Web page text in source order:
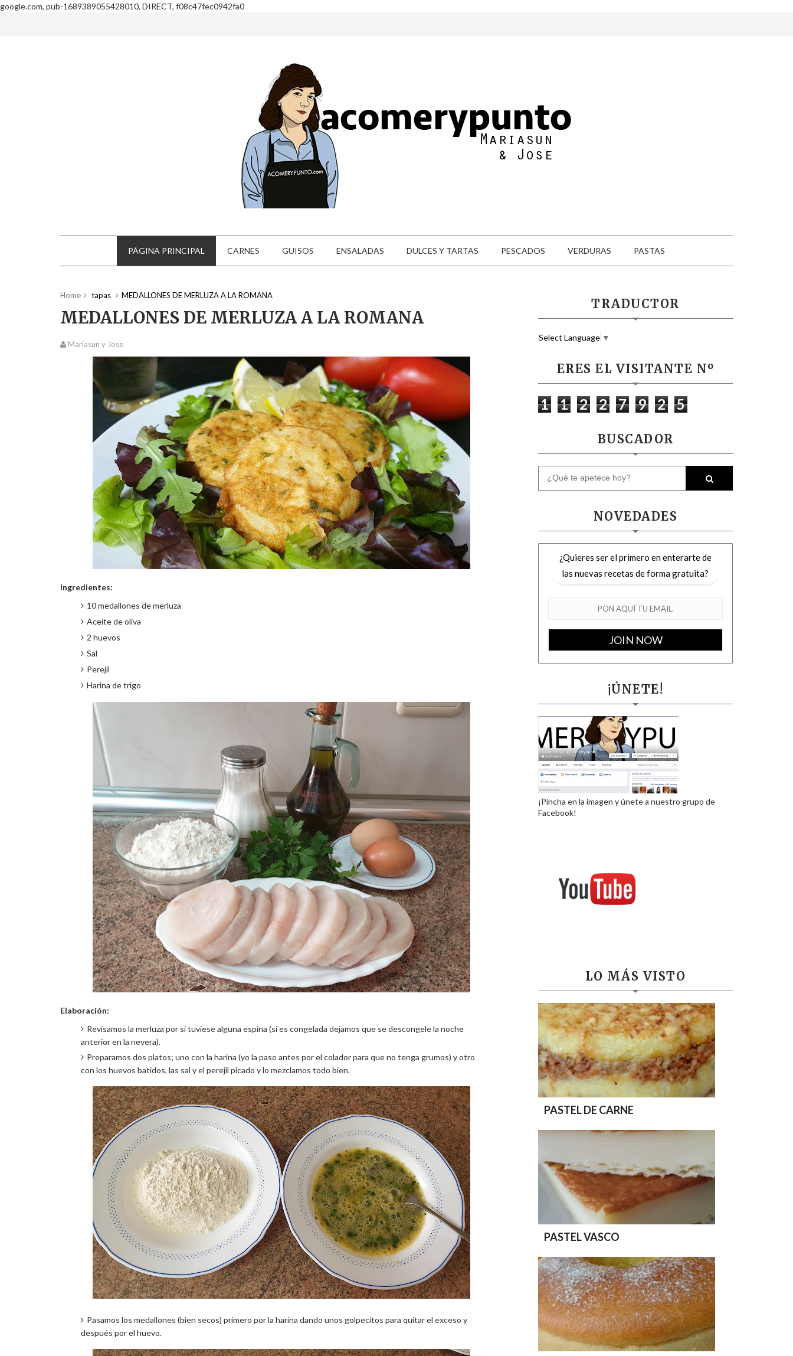
google.com, pub-1689389055428010, DIRECT, f08c47fec0942fa0
PÁGINA PRINCIPAL CARNES GUISOS ENSALADAS DULCES Y TARTAS PESCADOS VERDURAS PASTAS
Home tapas MEDALLONES DE MERLUZA A LA ROMANA
MEDALLONES DE MERLUZA A LA ROMANA
Mariasun y Jose
Ingredientes:
10 medallones de merluza
Aceite de oliva
2 huevos
Sal
Perejil
Harina de trigo
Elaboración:
Revisamos la merluza por si tuviese alguna espina (si es congelada dejamos que se descongele la noche
anterior en la nevera).
Preparamos dos platos; uno con la harina (yo la paso antes por el colador para que no tenga grumos) y otro
con los huevos batidos, las sal y el perejil picado y lo mezclamos todo bien.
Pasamos los medallones (bien secos) primero por la harina dando unos golpecitos para quitar el exceso y
después por el huevo.
TRADUCTOR
Select Language ▼
ERES EL VISITANTE Nº
1 1 2 2 7 9 2 5
BUSCADOR
NOVEDADES
¿Quieres ser el primero en enterarte de
las nuevas recetas de forma gratuita?
¡ÚNETE!
¡Pincha en la imagen y únete a nuestro grupo de
Facebook!
LO MÁS VISTO
PASTEL DE CARNE
PASTEL VASCO